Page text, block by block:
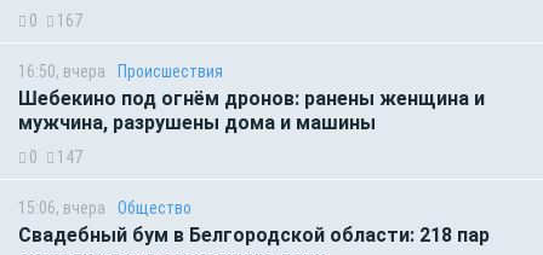
0 167
16:50, вчера Происшествия
Шебекино под огнём дронов: ранены женщина и
мужчина, разрушены дома и машины
0 147
15:06, вчера Общество
Свадебный бум в Белгородской области: 218 пар